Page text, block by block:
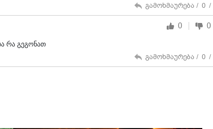
გამოხმაურება / 0 /
0 0
რა გეგონათ
გამოხმაურება / 0 /